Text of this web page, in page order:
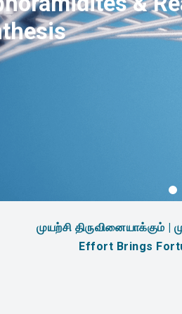
முயற்சி திருவினையாக்கும்
Effort Brings